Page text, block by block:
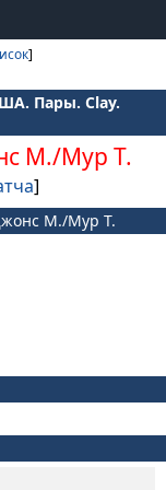
]
Пары. Clay.
М./Мур Т.
]
М./Мур Т.